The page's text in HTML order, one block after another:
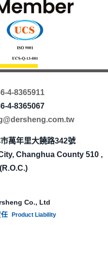
4-8365911
4-8365067
萬年里大饒路342號
Changhua County 510 ,
Co., Ltd
Product Liability